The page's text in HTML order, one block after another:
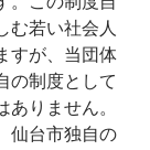
む若い社会人
すが、当団体
の制度として
りません。
仙台市独自の